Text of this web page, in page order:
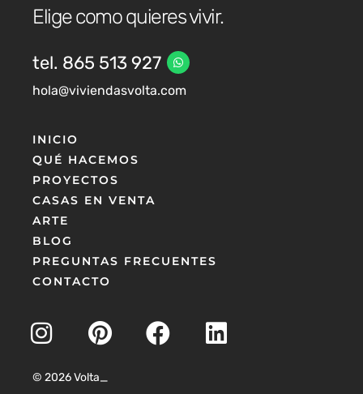
Elige como quieres vivir.
tel. 865 513 927
hola@viviendasvolta.com
INICIO
QUÉ HACEMOS
PROYECTOS
CASAS EN VENTA
ARTE
BLOG
PREGUNTAS FRECUENTES
CONTACTO
© 2026 Volta_